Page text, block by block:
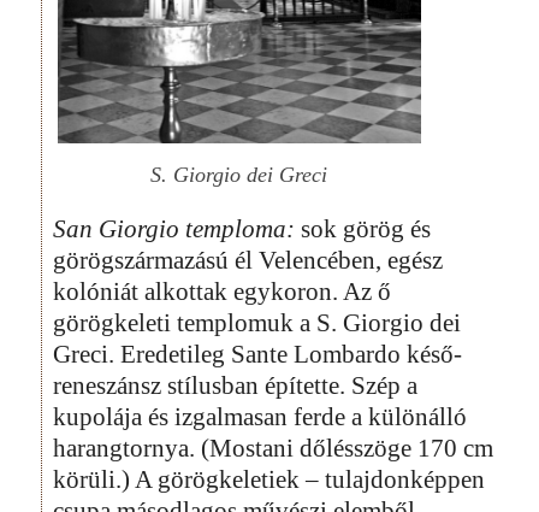
S. Giorgio dei Greci
San Giorgio temploma: sok görög és
görögszármazású él Velencében, egész
kolóniát alkottak egykoron. Az ő
görögkeleti templomuk a S. Giorgio dei
Greci. Eredetileg Sante Lombardo késő-
reneszánsz stílusban építette. Szép a
kupolája és izgalmasan ferde a különálló
harangtornya. (Mostani dőlésszöge 170 cm
körüli.) A görögkeletiek – tulajdonképpen